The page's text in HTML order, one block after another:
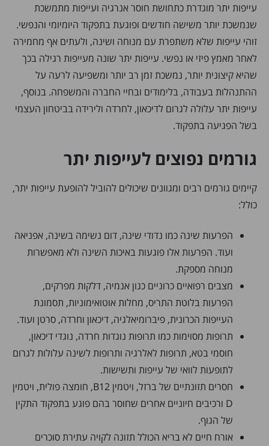
עייפות יתר מוגדרת כתחושת חוסר אנרגיה ועייפות מתמשכת
שנמשכת יותר משישה חודשים ופוגעת בתפקוד היומיומי והנפשי.
זוהי עייפות שלא משתפרת עם מנוחה ושינה, ולעתים אף מחמירה
לאחר מאמץ פיזי או נפשי. עייפות יתר שונה מעייפות רגילה בכך
שהיא קיצונית יותר, נמשכת זמן רב יותר ומשפיעה לרעה על
ההתנהלות בעבודה, בלימודים ובחיי החברה והמשפחה. בנוסף,
עייפות יתר עלולה לגרום לדיכאון, לחרדה ולירידה בביטחון העצמי
בשל הפגיעה בתפקוד.
גורמים נפוצים לעייפות יתר
קיימים גורמים רבים ומגוונים שיכולים להוביל להופעת עייפות יתר,
כולל:
הפרעות שינה כמו נדודי שינה, דום נשימה בשינה, אפניאה
ועוד. הפרעות אלו פוגעות באיכות השינה ולא מאפשרות
מנוחה מספקת.
מצבים רפואיים כרוניים כגון אנמיה, דלקות מפרקים,
הפרעות בלוטת התריס, מחלות אוטואימוניות, תסמונת
העייפות הכרונית, פיברומיאלגיה, דיכאון וחרדה, סרטן ועוד.
תרופות מסוימות כמו תרופות נוגדות חרדה, נוגדי דיכאון,
חוסמי בטא, תרופות לאלרגיה ותרופות לשינה עלולות לגרום
לתופעות לוואי של עייפות ותשישות.
חסרים תזונתיים של ברזל, ויטמין B12, חומצה פולית, ויטמין
D ורכיבים חיוניים אחרים שחוסר בהם פוגע בתפקוד התקין
של הגוף.
אורח חיים לא בריא הכולל תזונה לקויה עתירת סוכרים